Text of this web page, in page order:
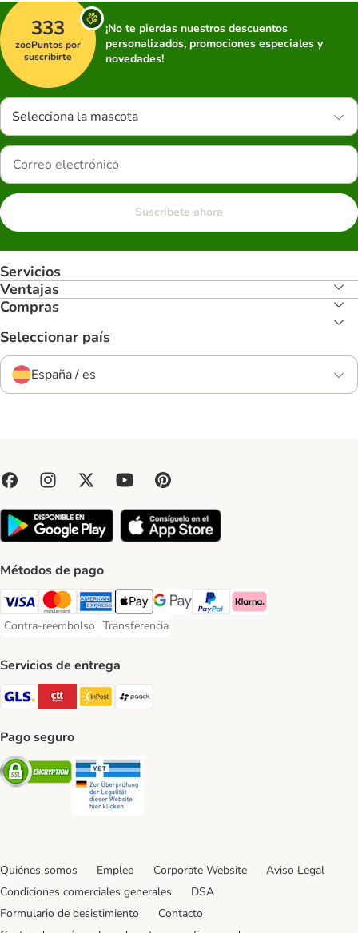
333
zooPuntos por
suscribirte
¡No te pierdas nuestros descuentos
personalizados, promociones especiales y
novedades!
Selecciona la mascota
Suscríbete ahora
Servicios
Ventajas
Compras
Seleccionar país
España / es
Métodos de pago
Visa Payment Method
Mastercard Payment Method
American Express Payment Method
Apple Pay Payment Method
Google Pay Payment Method
PayPal Payment Method
Klarna Payment Method
Contra-reembolso
Contra-reembolso Payment Method
Transferencia
Transferencia Payment Method
Servicios de entrega
GLS Shipping Method
CTTExpress Shipping Method
InPost Shipping Method
Pago seguro
Security
Quiénes somos Empleo Corporate Website
Aviso Legal
Condiciones comerciales generales
DSA
Formulario de desistimiento
Contacto